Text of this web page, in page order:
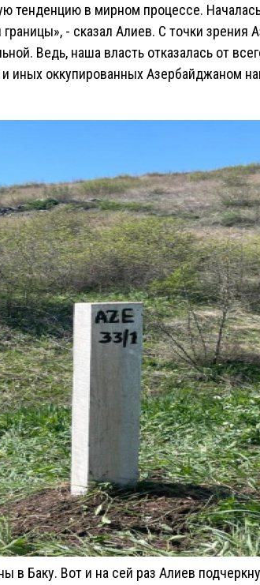
тенденцию в мирном процессе.
- сказал Алиев. С точки зрения
Ведь, наша власть отказалась от
иных оккупированных Азербайджаном
в Баку. Вот и на сей раз Алиев